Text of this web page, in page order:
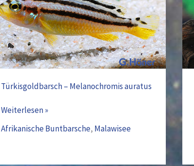
Türkisgoldbarsch – Melanochromis auratus
auratus
Weiterlesen »
Afrikanische Buntbarsche, Malawisee